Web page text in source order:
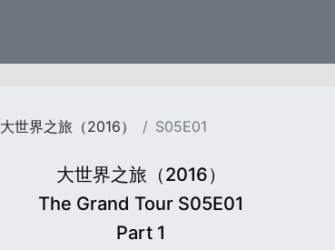
大世界之旅（2016） S05E01
大世界之旅（2016）
The Grand Tour S05E01
Part 1